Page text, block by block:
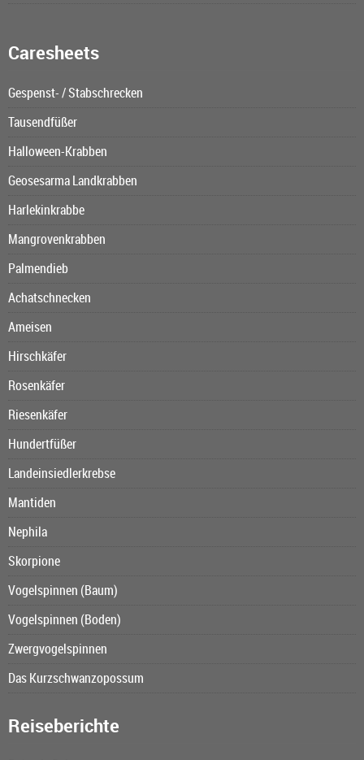
Caresheets
Gespenst- / Stabschrecken
Tausendfüßer
Halloween-Krabben
Geosesarma Landkrabben
Harlekinkrabbe
Mangrovenkrabben
Palmendieb
Achatschnecken
Ameisen
Hirschkäfer
Rosenkäfer
Riesenkäfer
Hundertfüßer
Landeinsiedlerkrebse
Mantiden
Nephila
Skorpione
Vogelspinnen (Baum)
Vogelspinnen (Boden)
Zwergvogelspinnen
Das Kurzschwanzopossum
Reiseberichte